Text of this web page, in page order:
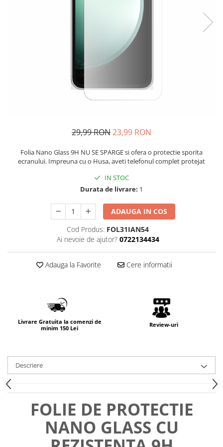
29,99 RON23,99 RON
Folia Nano Glass 9H NU SE SPARGE si ofera o protectie sporita
ecranului. Impreuna cu o Husa, aveti telefonul complet protejat
IN STOC
Durata de livrare: 1
ADAUGA IN COS
Cod Produs: FOL31IAN54
Ai nevoie de ajutor? 0722134434
Adauga la Favorite Cere informatii
Livrare Gratuita la comenzi de
minim 150 Lei
Review-uri
Descriere
FOLIE DE PROTECTIE
NANO GLASS CU